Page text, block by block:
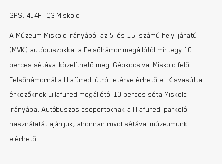
GPS: 4J4H+Q3 Miskolc
A Múzeum Miskolc irányából az 5. és 15. számú helyi járatú
(MVK) autóbuszokkal a Felsőhámor megállótól mintegy 10
perces sétával közelíthető meg. Gépkocsival Miskolc felől
Felsőhámornál a lillafüredi útról letérve érhető el. Kisvasúttal
érkezőknek Lillafüred megállótól 10 perces séta Miskolc
irányába. Autóbuszos csoportoknak a lillafüredi parkoló
használatát ajánljuk, ahonnan rövid sétával múzeumunk
elérhető.